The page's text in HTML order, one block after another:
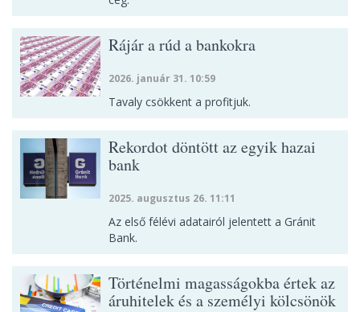
Rájár a rúd a bankokra
2026. január 31. 10:59
Tavaly csökkent a profitjuk.
Rekordot döntött az egyik hazai
bank
2025. augusztus 26. 11:11
Az első félévi adatairól jelentett a Gránit
Bank.
Történelmi magasságokba értek az
áruhitelek és a személyi kölcsönök